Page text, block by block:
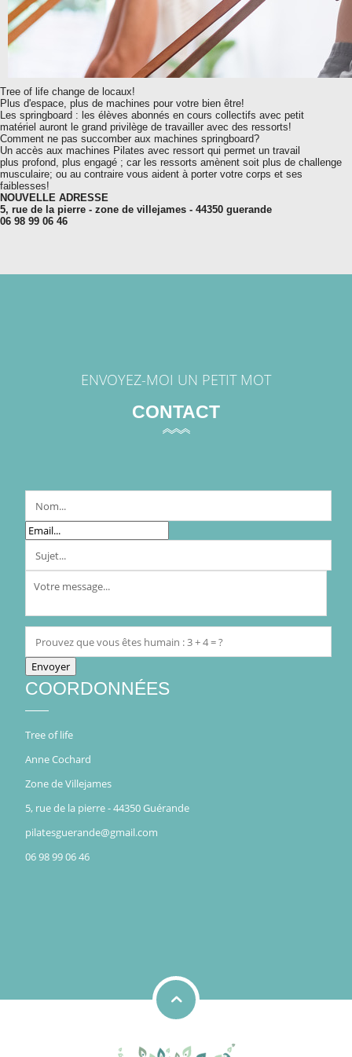
Tree of life change de locaux!
Plus d'espace, plus de machines pour votre bien être!
Les springboard : les élèves abonnés en cours collectifs avec petit
matériel auront le grand privilège de travailler avec des ressorts!
Comment ne pas succomber aux machines springboard?
Un accès aux machines Pilates avec ressort qui permet un travail
plus profond, plus engagé ; car les ressorts amènent soit plus de challenge
musculaire; ou au contraire vous aident à porter votre corps et ses
faiblesses!
NOUVELLE ADRESSE
5, rue de la pierre - zone de villejames - 44350 guerande
06 98 99 06 46
ENVOYEZ-MOI UN PETIT MOT
CONTACT
COORDONNÉES
Tree of life
Anne Cochard
Zone de Villejames
5, rue de la pierre - 44350 Guérande
pilatesguerande@gmail.com
06 98 99 06 46